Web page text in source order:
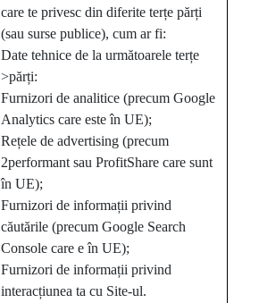
care te privesc din diferite terțe părți
(sau surse publice), cum ar fi:
Date tehnice de la următoarele terțe
>părți:
Furnizori de analitice (precum Google
Analytics care este în UE);
Rețele de advertising (precum
2performant sau ProfitShare care sunt
în UE);
Furnizori de informații privind
căutările (precum Google Search
Console care e în UE);
Furnizori de informații privind
interacțiunea ta cu Site-ul.